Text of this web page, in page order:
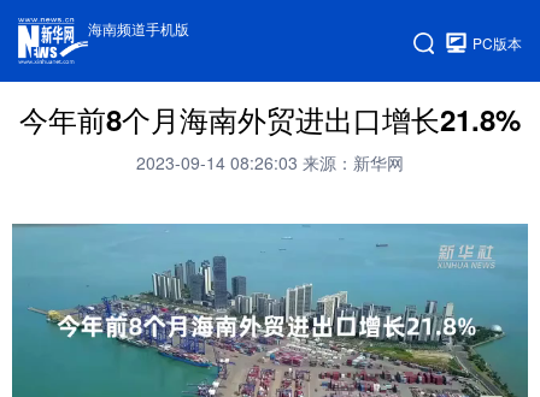
海南频道手机版
PC版本
今年前8个月海南外贸进出口增长21.8%
2023-09-14 08:26:03 来源：新华网